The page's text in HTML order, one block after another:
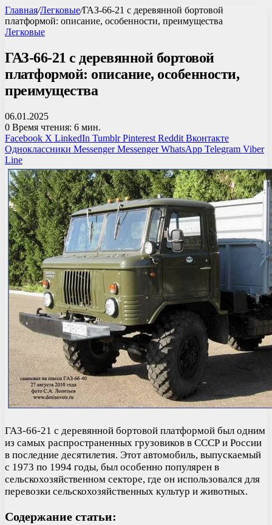
Главная/Легковые/ГАЗ-66-21 с деревянной бортовой
платформой: описание, особенности, преимущества
Легковые
ГАЗ-66-21 с деревянной бортовой
платформой: описание, особенности,
преимущества
06.01.2025
0 Время чтения: 6 мин.
Facebook X LinkedIn Tumblr Pinterest Reddit Вконтакте
Одноклассники Messenger Messenger WhatsApp Telegram Viber
Line
ГАЗ-66-21 с деревянной бортовой платформой был одним
из самых распространенных грузовиков в СССР и России
в последние десятилетия. Этот автомобиль, выпускаемый
с 1973 по 1994 годы, был особенно популярен в
сельскохозяйственном секторе, где он использовался для
перевозки сельскохозяйственных культур и животных.
Содержание статьи: